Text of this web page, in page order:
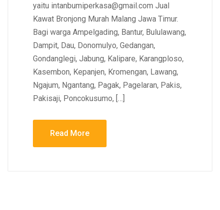
yaitu intanbumiperkasa@gmail.com Jual
Kawat Bronjong Murah Malang Jawa Timur.
Bagi warga Ampelgading, Bantur, Bululawang,
Dampit, Dau, Donomulyo, Gedangan,
Gondanglegi, Jabung, Kalipare, Karangploso,
Kasembon, Kepanjen, Kromengan, Lawang,
Ngajum, Ngantang, Pagak, Pagelaran, Pakis,
Pakisaji, Poncokusumo, […]
Read More